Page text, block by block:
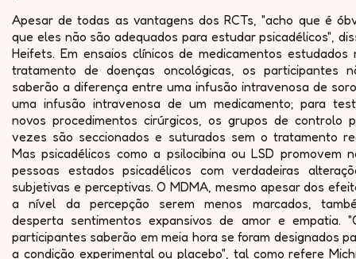
Apesar de todas as vantagens dos RCTs, "acho que é
que eles não são adequados para estudar psicadélicos",
Heifets. Em ensaios clínicos de medicamentos estudados
tratamento de doenças oncológicas, os participantes
saberão a diferença entre uma infusão intravenosa de
uma infusão intravenosa de um medicamento; para
novos procedimentos cirúrgicos, os grupos de controlo
vezes são seccionados e suturados sem o tratamento
Mas psicadélicos como a psilocibina ou LSD promovem
pessoas estados psicadélicos com verdadeiras
subjetivas e perceptivas. O MDMA, mesmo apesar dos
a nível da percepção serem menos marcados,
desperta sentimentos expansivos de amor e empatia.
participantes saberão em meia hora se foram designados
a condição experimental ou placebo", tal como refere